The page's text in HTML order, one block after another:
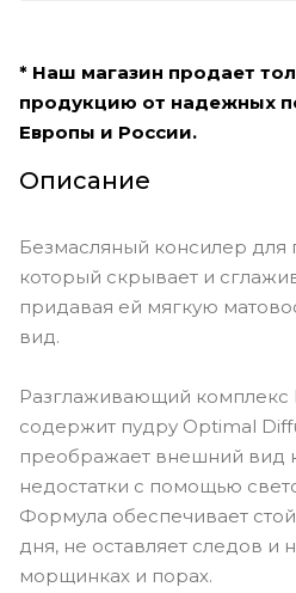
* Наш магазин продает
продукцию от надежных
Европы и России.
Описание
Безмасляный консилер для
который скрывает и
придавая ей мягкую
вид.
Разглаживающий комплекс
содержит пудру Optimal
преображает внешний вид
недостатки с помощью
Формула обеспечивает
дня, не оставляет следов и
морщинках и порах.